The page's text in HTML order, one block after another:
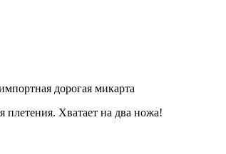
дорогая микарта
плетения. Хватает на два ножа!